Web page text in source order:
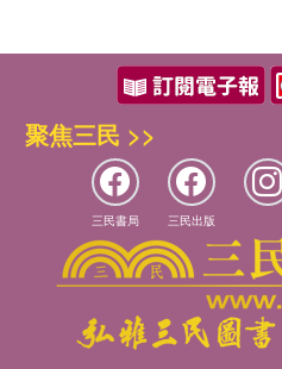
聚焦三民 >>
三民書局 三民出版